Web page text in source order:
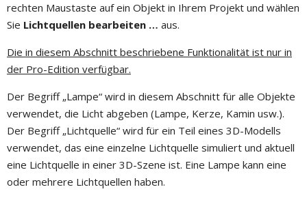
rechten Maustaste auf ein Objekt in Ihrem Projekt und wählen
Sie Lichtquellen bearbeiten … aus.
Die in diesem Abschnitt beschriebene Funktionalität ist nur in
der Pro-Edition verfügbar.
Der Begriff „Lampe“ wird in diesem Abschnitt für alle Objekte
verwendet, die Licht abgeben (Lampe, Kerze, Kamin usw.).
Der Begriff „Lichtquelle“ wird für ein Teil eines 3D-Modells
verwendet, das eine einzelne Lichtquelle simuliert und aktuell
eine Lichtquelle in einer 3D-Szene ist. Eine Lampe kann eine
oder mehrere Lichtquellen haben.